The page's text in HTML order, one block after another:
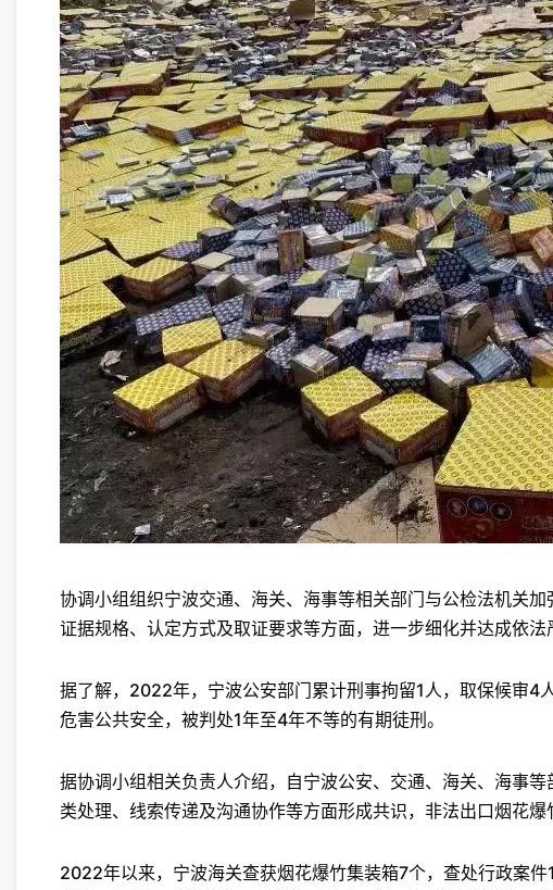
协调小组组织宁波交通、海关、海事等相关部门与公检法机关
证据规格、认定方式及取证要求等方面，进一步细化并达成依法
据了解，2022年，宁波公安部门累计刑事拘留1人，取保候审4
危害公共安全，被判处1年至4年不等的有期徒刑。
据协调小组相关负责人介绍，自宁波公安、交通、海关、海事
类处理、线索传递及沟通协作等方面形成共识，非法出口烟花爆
2022年以来，宁波海关查获烟花爆竹集装箱7个，查处行政案